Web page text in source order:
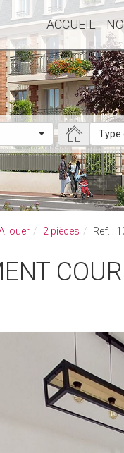
ACCUEIL
Type
louer 2 pièces Ref. :